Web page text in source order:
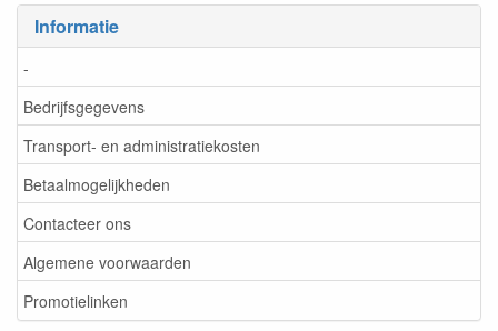
Informatie
-
Bedrijfsgegevens
Transport- en administratiekosten
Betaalmogelijkheden
Contacteer ons
Algemene voorwaarden
Promotielinken